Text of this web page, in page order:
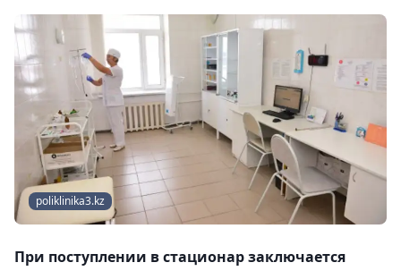
poliklinika3.kz
При поступлении в стационар заключается